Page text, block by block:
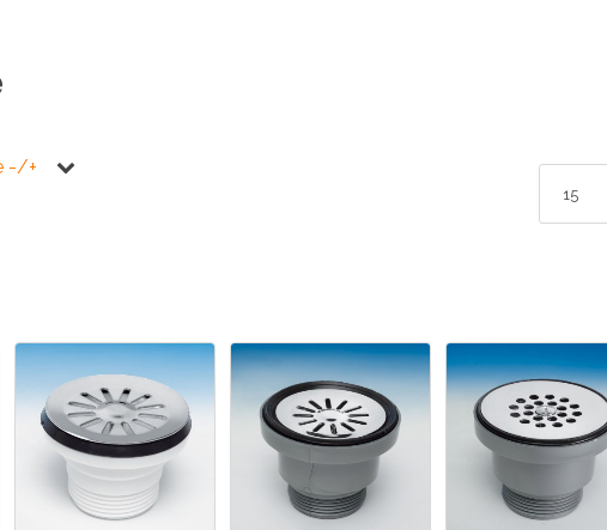
VENTILE ACCESSOIRES
-/+